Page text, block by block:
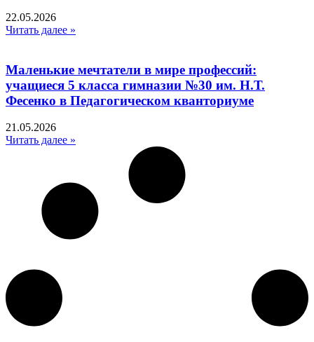
22.05.2026
Читать далее »
Маленькие мечтатели в мире профессий:
учащиеся 5 класса гимназии №30 им. Н.Т.
Фесенко в Педагогическом кванториуме
21.05.2026
Читать далее »